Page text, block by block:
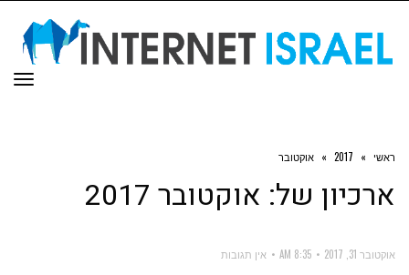
ראשי »
2017
» אוקטובר
ארכיון של: אוקטובר 2017
אוקטובר 31, 2017 8:35 AM אין תגובות